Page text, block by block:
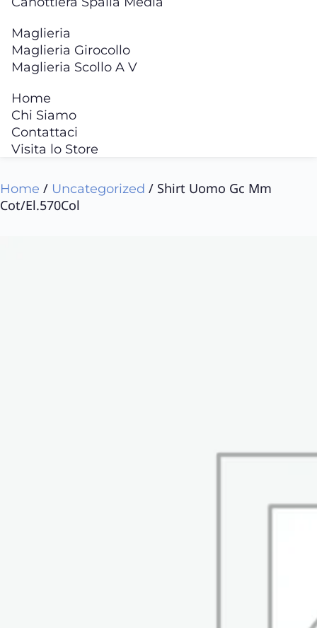
Maglieria
Maglieria Girocollo
Maglieria Scollo A V
Home
Chi Siamo
Contattaci
Visita lo Store
Home / Uncategorized / Shirt Uomo Gc Mm
Cot/El.570Col